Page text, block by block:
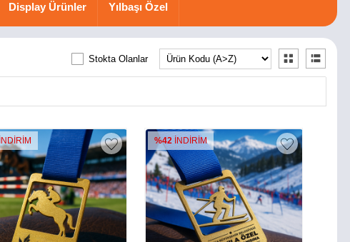
Display Ürünler Yılbaşı Özel
Stokta Olanlar
İNDİRİM %42İNDİRİM